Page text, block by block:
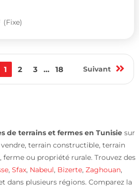
(Fixe)
1 2 3 ... 18 Suivant
de terrains et fermes en Tunisiesur
terrain constructible, terrain
ou propriété rurale. Trouvez des
, Sfax, Nabeul, Bizerte, Zaghouan,
dans plusieurs régions. Comparez la